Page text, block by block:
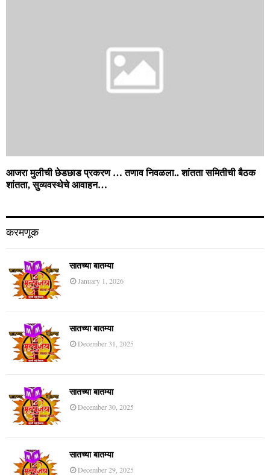
आजरा मुलीची छेडछाड प्रकरण … तणाव निवळला.. शांतता समितीची बैठक
शांतता, सुव्यवस्थेचे आवाहन…
करमणूक
सातच्या बातम्या
January 1, 2026
सातच्या बातम्या
December 31, 2025
सातच्या बातम्या
December 30, 2025
सातच्या बातम्या
December 29, 2025